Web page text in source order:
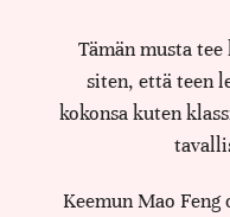
Tämän musta
siten, että teen
kokonsa kuten
Keemun Mao